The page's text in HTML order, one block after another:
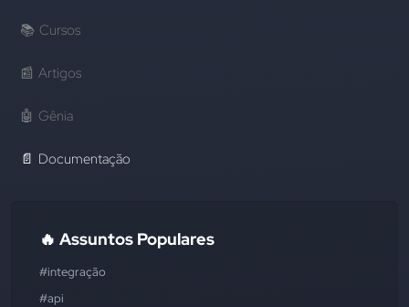
📚 Cursos
📰 Artigos
🤖 Gênia
📄 Documentação
🔥 Assuntos Populares
#integração
#api